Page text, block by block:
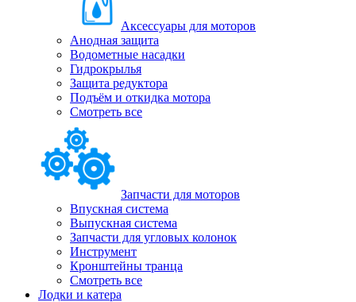
Аксессуары для моторов
Анодная защита
Водометные насадки
Гидрокрылья
Защита редуктора
Подъём и откидка мотора
Смотреть все
Запчасти для моторов
Впускная система
Выпускная система
Запчасти для угловых колонок
Инструмент
Кронштейны транца
Смотреть все
Лодки и катера